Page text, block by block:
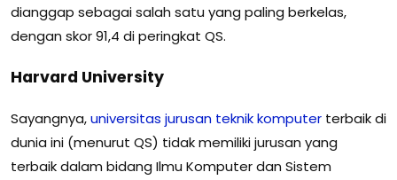
dianggap sebagai salah satu yang paling berkelas,
dengan skor 91,4 di peringkat QS.
Harvard University
Sayangnya,universitas jurusan teknikkomputer terbaik di
dunia ini (menurut QS) tidak memiliki jurusan yang
terbaik dalam bidang Ilmu Komputer dan Sistem